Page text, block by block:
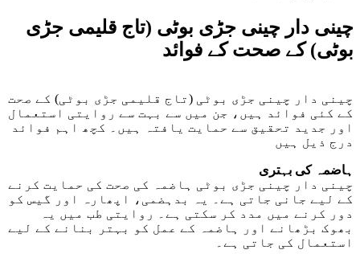
چینی دار چینی جڑی بوٹی (تاج قلیمی جڑی
بوٹی) کے صحت کے فوائد
چینی دار چینی جڑی بوٹی (تاج قلیمی جڑی بوٹی) کے صحت
کے کئی فوائد ہیں، جن میں سے بہت سے روایتی استعمال
اور جدید تحقیق سے حمایت یافتہ ہیں۔ کچھ اہم فوائد
درج ذیل ہیں
ہاضمہ کی بہتری
چینی دار چینی جڑی بوٹی ہاضمہ کی صحت کی حمایت کرنے
کے لیے جانی جاتی ہے۔ یہ بدہضمی، اپھارہ اور گیس کو
دور کرنے میں مدد کر سکتی ہے۔ روایتی طب میں یہ
بھوک بڑھانے اور ہاضمہ کے عمل کو بہتر بنانے کے لیے
استعمال کی جاتی ہے۔